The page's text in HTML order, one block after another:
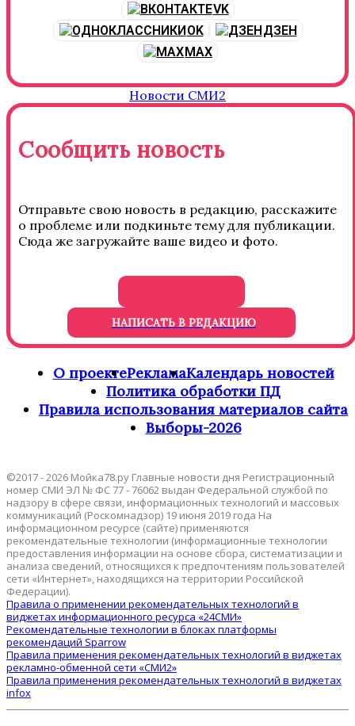
VK
OK
ДЗЕН
MAX
Новости СМИ2
Сообщить новость
Отправьте свою новость в редакцию, расскажите
о проблеме или подкиньте тему для публикации.
Сюда же загружайте ваше видео и фото.
НАПИСАТЬ В РЕДАКЦИЮ
О проектеРекламаКалендарь новостей
Политика обработки ПД
Правила использования материалов сайта
Выборы-2026
©2017 - 2026 Мойка78.ру Главные новости дня Регистрационный
номер СМИ ЭЛ № ФС 77 - 76062 выдан Федеральной службой по
надзору в сфере связи, информационных технологий и массовых
коммуникаций (Роскомнадзор) 19 июня 2019 года На
информационном ресурсе (сайте) применяются
рекомендательные технологии (информационные технологии
предоставления информации на основе сбора, систематизации и
анализа сведений, относящихся к предпочтениям пользователей
сети «Интернет», находящихся на территории Российской
Федерации).
Правила о применении рекомендательных технологий в
виджетах информационного ресурса «24СМИ»
Рекомендательные технологии в блоках платформы
рекомендаций Sparrow
Правила применения рекомендательных технологий в виджетах
рекламно-обменной сети «СМИ2»
Правила применения рекомендательных технологий в виджетах
infox